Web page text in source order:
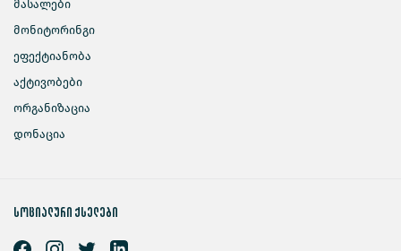
მასალები
მონიტორინგი
ეფექტიანობა
აქტივობები
ორგანიზაცია
დონაცია
სოციალური ქსელები